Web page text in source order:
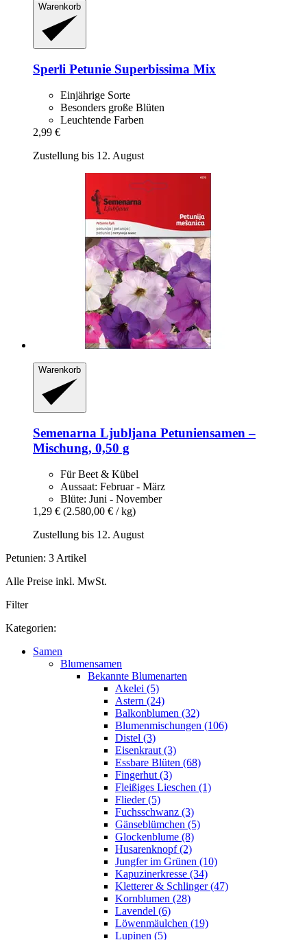
Warenkorb
Sperli Petunie Superbissima Mix
Einjährige Sorte
Besonders große Blüten
Leuchtende Farben
2,99 €
Zustellung bis 12. August
Warenkorb
Semenarna Ljubljana Petuniensamen –
Mischung, 0,50 g
Für Beet & Kübel
Aussaat: Februar - März
Blüte: Juni - November
1,29 € (2.580,00 € / kg)
Zustellung bis 12. August
Petunien: 3 Artikel
Alle Preise inkl. MwSt.
Filter
Kategorien:
Samen
Blumensamen
Bekannte Blumenarten
Akelei (5)
Astern (24)
Balkonblumen (32)
Blumenmischungen (106)
Distel (3)
Eisenkraut (3)
Essbare Blüten (68)
Fingerhut (3)
Fleißiges Lieschen (1)
Flieder (5)
Fuchsschwanz (3)
Gänseblümchen (5)
Glockenblume (8)
Husarenknopf (2)
Jungfer im Grünen (10)
Kapuzinerkresse (34)
Kletterer & Schlinger (47)
Kornblumen (28)
Lavendel (6)
Löwenmäulchen (19)
Lupinen (5)